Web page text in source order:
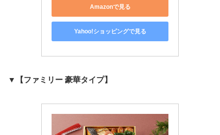
Amazonで見る
Yahoo!ショッピングで見る
▼【ファミリー 豪華タイプ】